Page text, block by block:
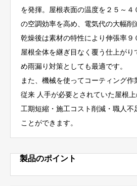
を発揮。屋根表面の温度を２５～
の空調効率を高め、電気代の大幅削
乾燥後は素材の特性により伸張率９
屋根全体を継ぎ目なく覆う仕上がり
め雨漏り対策としても最適です。
また、機械を使ってコーティング作
従来 人手が必要とされていた屋根上
工期短縮・施工コスト削減・職人不
ことができます。
製品のポイント